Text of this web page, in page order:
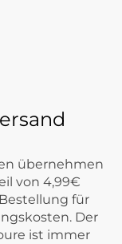
übernehmen
von 4,99€
für
Der
ist immer